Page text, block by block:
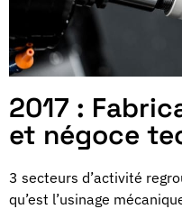
2017 :
et négoce
3 secteurs d’activité
qu’est l’usinage